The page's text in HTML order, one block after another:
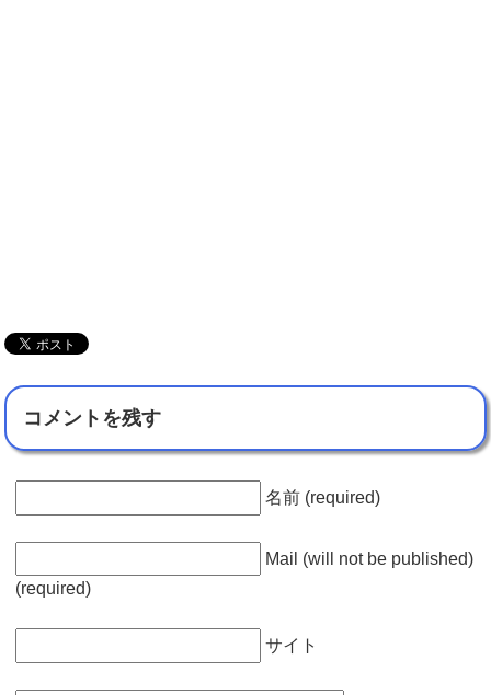
コメントを残す
名前 (required)
Mail (will not be published)
(required)
サイト